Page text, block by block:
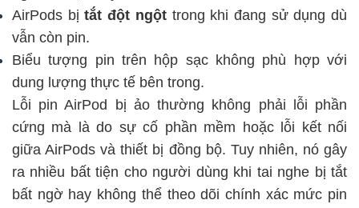
AirPods bị tắt đột ngột trong khi đang sử dụng dù
vẫn còn pin.
Biểu tượng pin trên hộp sạc không phù hợp với
dung lượng thực tế bên trong.
Lỗi pin AirPod bị ảo thường không phải lỗi phần
cứng mà là do sự cố phần mềm hoặc lỗi kết nối
giữa AirPods và thiết bị đồng bộ. Tuy nhiên, nó gây
ra nhiều bất tiện cho người dùng khi tai nghe bị tắt
bất ngờ hay không thể theo dõi chính xác mức pin